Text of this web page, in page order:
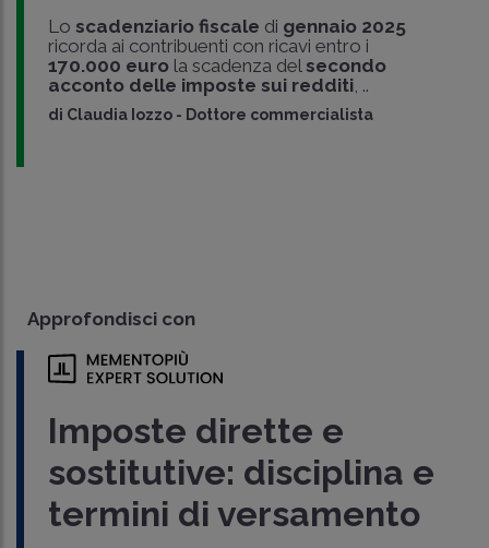
Lo scadenziario fiscale di gennaio 2025
ricorda ai contribuenti con ricavi entro i
170.000 eurola scadenza del secondo
acconto delle imposte sui redditi, ..
di Claudia Iozzo - Dottore commercialista
Approfondisci con
Imposte dirette e
sostitutive: disciplina e
termini di versamento